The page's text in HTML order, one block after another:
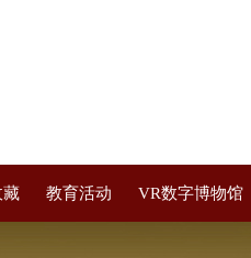
藏 教育活动 VR数字博物馆